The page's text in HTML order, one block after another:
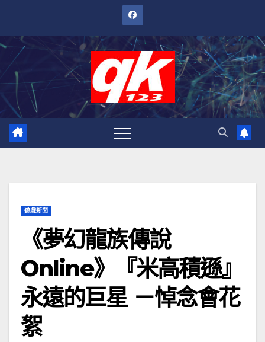
內
遊戲新聞
《夢幻龍族傳說
Online》『米高積遜』
永遠的巨星 －悼念會花
絮